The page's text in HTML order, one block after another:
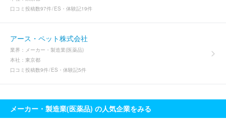
口コミ投稿数97件 ES・体験記19件
アース・ペット株式会社
業界： メーカー・製造業(医薬品)
本社： 東京都
口コミ投稿数9件 ES・体験記5件
メーカー・製造業(医薬品) の人気企業をみる